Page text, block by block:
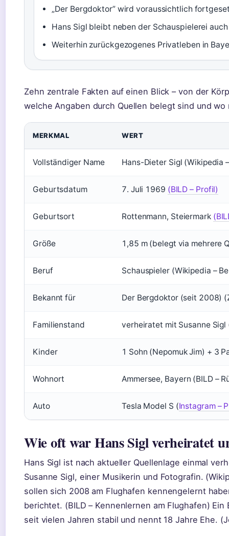
„Der Bergdoktor” wird voraussichtlich
Hans Sigl bleibt neben der Schauspielerei
Weiterhin zurückgezogenes Privatleben in
Zehn zentrale Fakten auf einen Blick – von der
welche Angaben durch Quellen belegt sind und
MERKMAL WERT
Vollständiger Name Hans-Dieter Sigl (Wikipedia
Geburtsdatum 7. Juli 1969 (BILD – Profil)
Geburtsort Rottenmann, Steiermark
Größe 1,85 m (belegt via mehrere
Beruf Schauspieler (Wikipedia –
Bekannt für Der Bergdoktor (seit 2008)
Familienstand verheiratet mit Susanne
Kinder 1 Sohn (Nepomuk Jim) + 3
Wohnort Ammersee, Bayern (BILD –
Auto Tesla Model S (Instagram –
Wie oft war Hans Sigl verheiratet
Hans Sigl ist nach aktueller Quellenlage einmal
Susanne Sigl, einer Musikerin und Fotografin.
sollen sich 2008 am Flughafen kennengelernt
berichtet. (BILD – Kennenlernen am Flughafen)
seit vielen Jahren stabil und nennt 18 Jahre Ehe.